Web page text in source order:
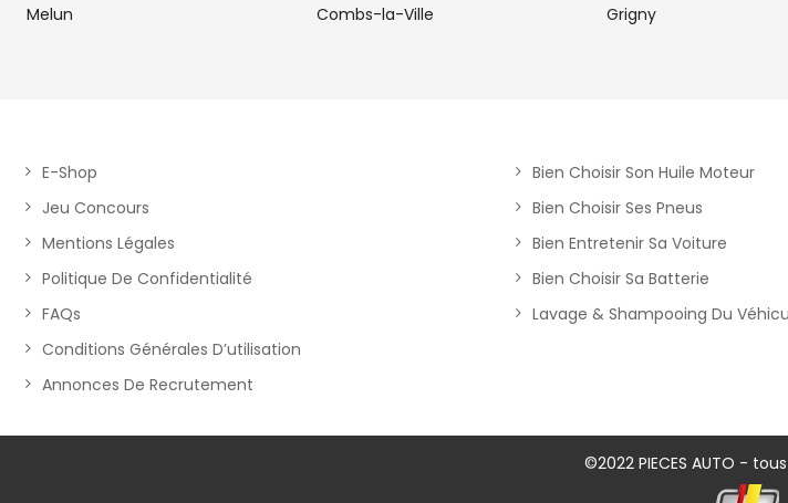
Melun
Combs-la-Ville
Grigny
E-Shop
Jeu Concours
Mentions Légales
Politique De Confidentialité
FAQs
Conditions Générales D’utilisation
Annonces De Recrutement
Bien Choisir Son Huile Moteur
Bien Choisir Ses Pneus
Bien Entretenir Sa Voiture
Bien Choisir Sa Batterie
Lavage & Shampooing Du
©2022 PIECES AUTO -